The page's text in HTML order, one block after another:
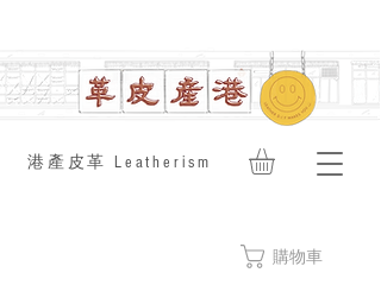
​港產皮革 Leatherism
購物車